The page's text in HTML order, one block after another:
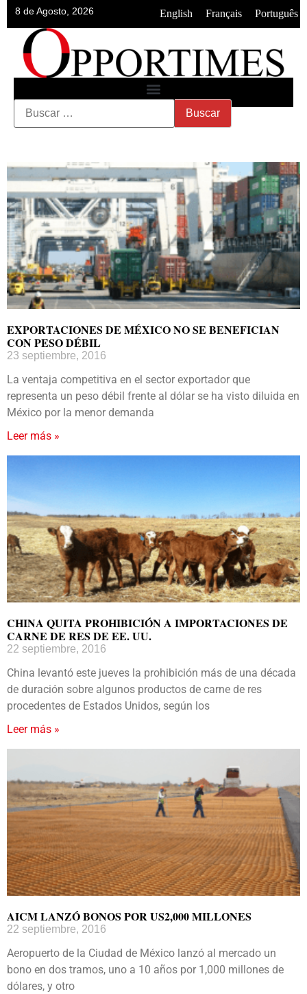
8 de Agosto, 2026 English Français Português
EXPORTACIONES DE MÉXICO NO SE BENEFICIAN
CON PESO DÉBIL
23 septiembre, 2016
La ventaja competitiva en el sector exportador que
representa un peso débil frente al dólar se ha visto diluida en
México por la menor demanda
Leer más »
CHINA QUITA PROHIBICIÓN A IMPORTACIONES DE
CARNE DE RES DE EE. UU.
22 septiembre, 2016
China levantó este jueves la prohibición más de una década
de duración sobre algunos productos de carne de res
procedentes de Estados Unidos, según los
Leer más »
AICM LANZÓ BONOS POR US2,000 MILLONES
22 septiembre, 2016
Aeropuerto de la Ciudad de México lanzó al mercado un
bono en dos tramos, uno a 10 años por 1,000 millones de
dólares, y otro